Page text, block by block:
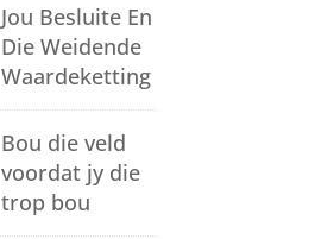
Jou Besluite En
Die Weidende
Waardeketting
Bou die veld
voordat jy die
trop bou